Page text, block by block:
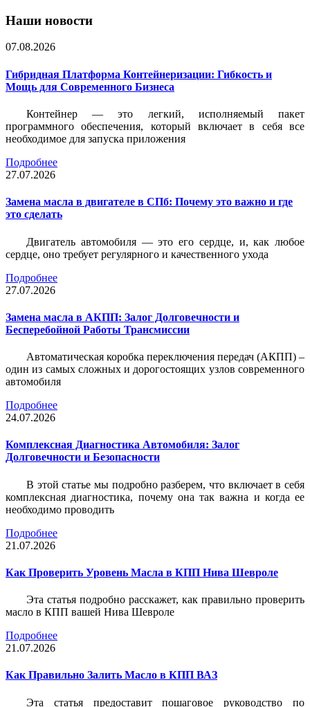
Наши новости
07.08.2026
Гибридная Платформа Контейнеризации: Гибкость и
Мощь для Современного Бизнеса
Контейнер — это легкий, исполняемый пакет
программного обеспечения, который включает в себя все
необходимое для запуска приложения
Подробнее
27.07.2026
Замена масла в двигателе в СПб: Почему это важно и где
это сделать
Двигатель автомобиля — это его сердце, и, как любое
сердце, оно требует регулярного и качественного ухода
Подробнее
27.07.2026
Замена масла в АКПП: Залог Долговечности и
Бесперебойной Работы Трансмиссии
Автоматическая коробка переключения передач (АКПП) –
один из самых сложных и дорогостоящих узлов современного
автомобиля
Подробнее
24.07.2026
Комплексная Диагностика Автомобиля: Залог
Долговечности и Безопасности
В этой статье мы подробно разберем, что включает в себя
комплексная диагностика, почему она так важна и когда ее
необходимо проводить
Подробнее
21.07.2026
Как Проверить Уровень Масла в КПП Нива Шевроле
Эта статья подробно расскажет, как правильно проверить
масло в КПП вашей Нива Шевроле
Подробнее
21.07.2026
Как Правильно Залить Масло в КПП ВАЗ
Эта статья предоставит пошаговое руководство по